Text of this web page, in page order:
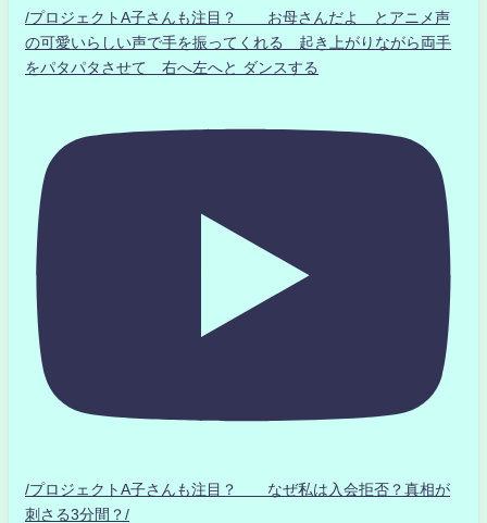
/プロジェクトA子さんも注目？ お母さんだよ とアニメ声
の可愛いらしい声で手を振ってくれる 起き上がりながら両手
をパタパタさせて 右へ左へと ダンスする
/プロジェクトA子さんも注目？ なぜ私は入会拒否？真相が
刺さる3分間？/